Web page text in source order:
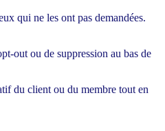
qui ne les ont pas demandées.
out ou de suppression au bas de
du client ou du membre tout en